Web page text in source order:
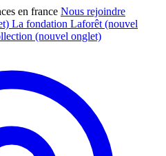
en france Nous rejoindre
La fondation Laforêt (nouvel
(nouvel onglet)